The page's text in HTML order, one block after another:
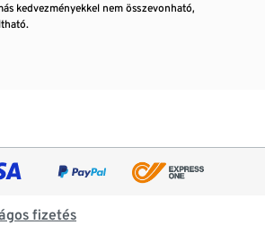
kedvezményekkel nem összevonható,
fizetés